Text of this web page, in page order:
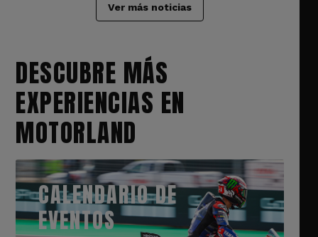
Ver más noticias
DESCUBRE MÁS
EXPERIENCIAS EN
MOTORLAND
CALENDARIO DE
EVENTOS